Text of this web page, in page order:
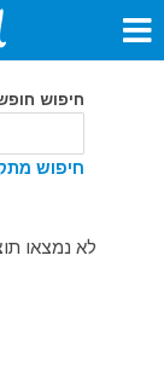
חיפוש
חיפוש
לא נמצאו